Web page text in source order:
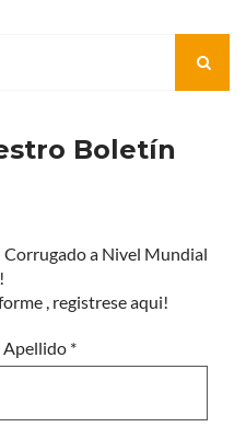
Boletín
a Nivel Mundial
!
, registrese aqui!
Apellido *